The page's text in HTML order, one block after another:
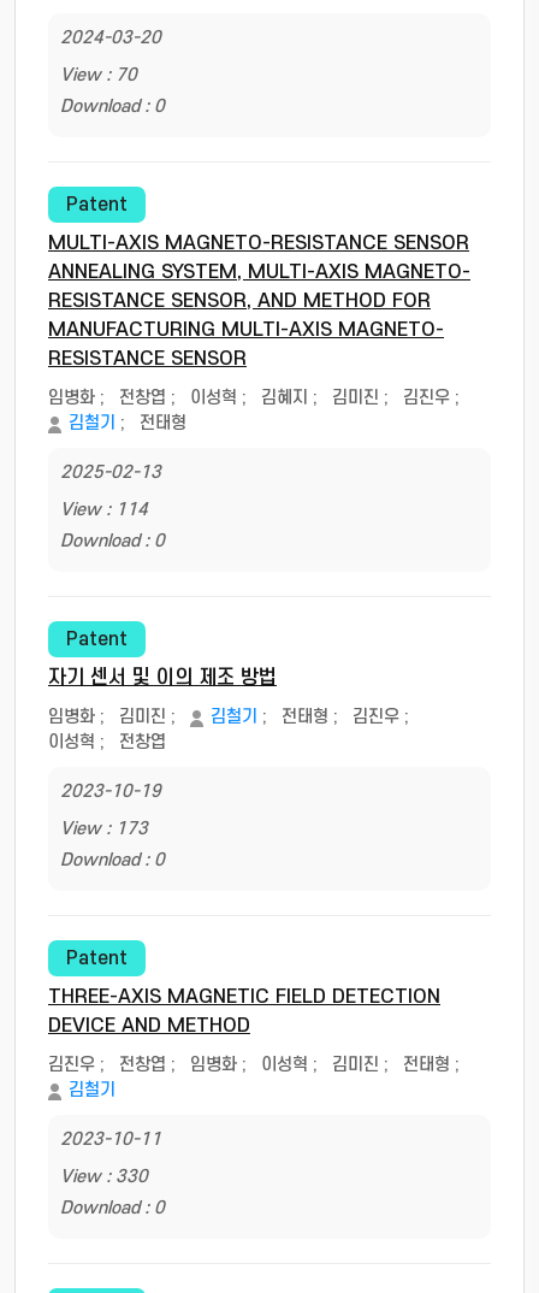
2024-03-20
View : 70
Download : 0
Patent
MULTI-AXIS MAGNETO-RESISTANCE SENSOR
ANNEALING SYSTEM, MULTI-AXIS MAGNETO-
RESISTANCE SENSOR, AND METHOD FOR
MANUFACTURING MULTI-AXIS MAGNETO-
RESISTANCE SENSOR
임병화 ; 전창엽 ; 이성혁 ; 김혜지 ; 김미진 ; 김진우 ;
김철기 ; 전태형
2025-02-13
View : 114
Download : 0
Patent
자기 센서 및 이의 제조 방법
임병화 ; 김미진 ; 김철기 ; 전태형 ; 김진우 ;
이성혁 ; 전창엽
2023-10-19
View : 173
Download : 0
Patent
THREE-AXIS MAGNETIC FIELD DETECTION
DEVICE AND METHOD
김진우 ; 전창엽 ; 임병화 ; 이성혁 ; 김미진 ; 전태형 ;
김철기
2023-10-11
View : 330
Download : 0